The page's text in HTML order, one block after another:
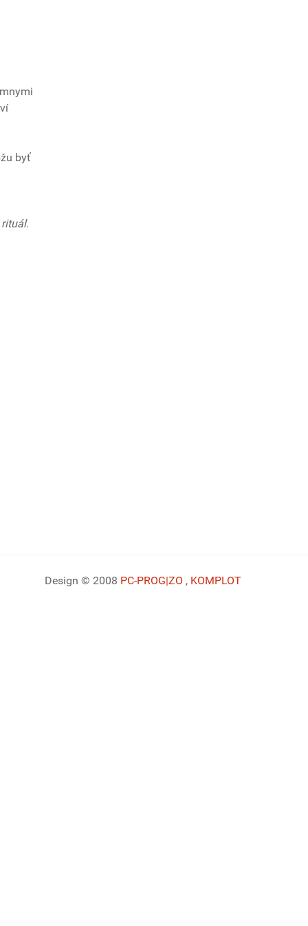
byť
Design © 2008 PC-PROG|ZO , KOMPLOT